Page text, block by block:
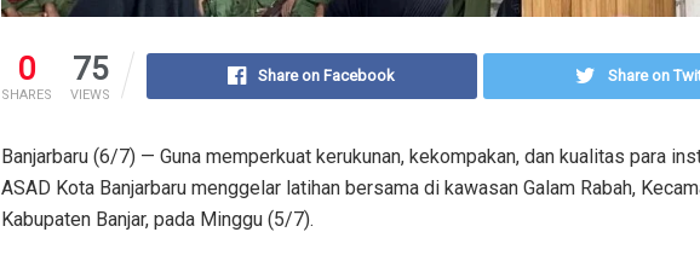
0
SHARES
75
VIEWS
Share on Facebook Share on
Banjarbaru (6/7) — Guna memperkuat kerukunan, kekompakan, dan kualitas para
ASAD Kota Banjarbaru menggelar latihan bersama di kawasan Galam Rabah,
Kabupaten Banjar, pada Minggu (5/7).